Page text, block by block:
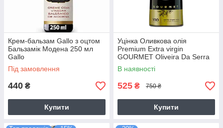
Крем-бальзам Gallo з оцтом
Бальзамік Модена 250 мл
Gallo
Під замовлення
440 ₴
Купити
Уцінка Оливкова олія
Premium Extra virgin
GOURMET Oliveira Da Serra
0.5 л Португалія
В наявності
525 ₴ 750 ₴
Купити